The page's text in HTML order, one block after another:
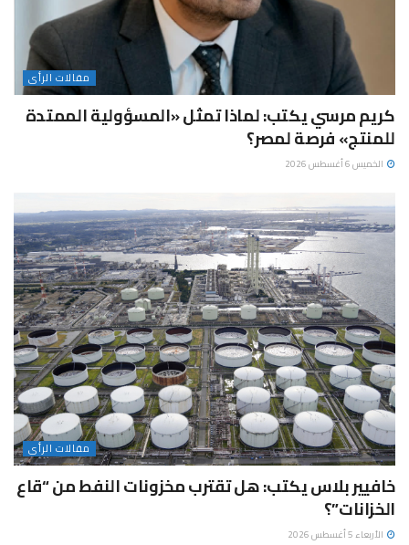
مقالات الرأى
كريم مرسي يكتب: لماذا تمثل «المسؤولية الممتدة
للمنتج» فرصة لمصر؟
الخميس 6 أغسطس 2026
مقالات الرأى
خافيير بلاس يكتب: هل تقترب مخزونات النفط من “قاع
الخزانات”؟
الأربعاء 5 أغسطس 2026